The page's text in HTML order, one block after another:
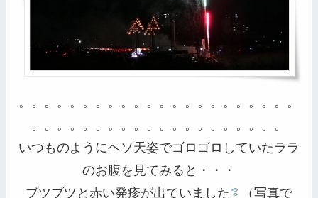
。。。。。。。。。。。。。。。。。。。。。。
。。。。。。。。。。。。。。。。。。。。
いつものようにヘソ天姿でゴロゴロしていたララ
のお腹を見てみると・・・
ブツブツと赤い発疹が出ていました
（写真で